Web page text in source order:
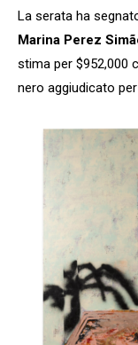
La serata ha
Marina Perez
stima per $952,000
nero aggiudicato